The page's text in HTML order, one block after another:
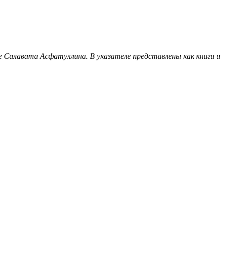
Асфатуллина. В указателе представлены как книги и